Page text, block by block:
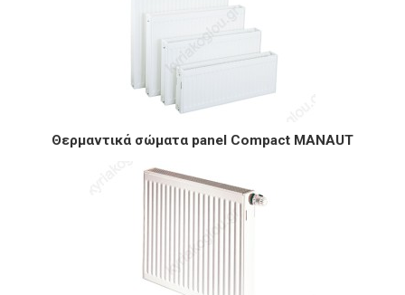
Θερμαντικά σώματα panel Compact MANAUT